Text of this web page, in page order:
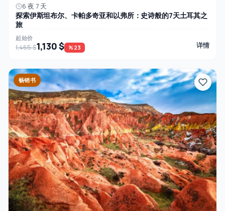
6 夜 7 天
探索伊斯坦布尔、卡帕多奇亚和以弗所：史诗般的7天土耳其之
旅
起始价
1,465 $1,130 $ %23 详情
畅销书